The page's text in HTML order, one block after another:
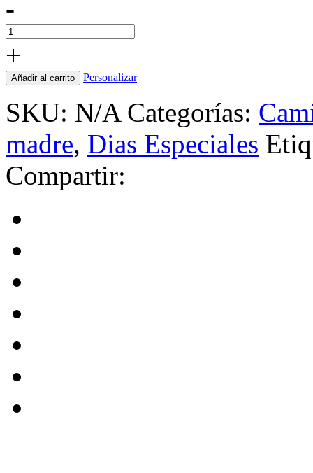
-
+
Añadir al carrito Personalizar
SKU: N/A Categorías:
madre, Dias Especiales
Compartir: